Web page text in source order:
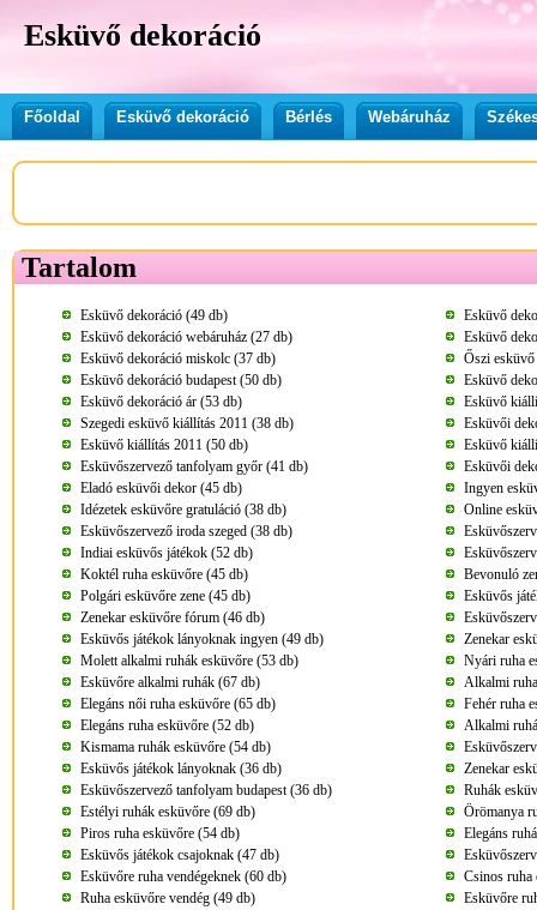
Esküvő dekoráció
Főoldal Esküvő dekoráció Bérlés Webáruház
Tartalom
Esküvő dekoráció (49 db)
Esküvő
Esküvő dekoráció webáruház (27 db)
Esküvő
Esküvő dekoráció miskolc (37 db)
Őszi
Esküvő dekoráció budapest (50 db)
Esküvő
Esküvő dekoráció ár (53 db)
Esküvő
Szegedi esküvő kiállítás 2011 (38 db)
Esküvői
Esküvő kiállítás 2011 (50 db)
Esküvő
Esküvőszervező tanfolyam győr (41 db)
Esküvői
Eladó esküvői dekor (45 db)
Ingyen
Idézetek esküvőre gratuláció (38 db)
Online
Esküvőszervező iroda szeged (38 db)
Indiai esküvős játékok (52 db)
Koktél ruha esküvőre (45 db)
Bevonuló
Polgári esküvőre zene (45 db)
Esküvős
Zenekar esküvőre fórum (46 db)
Esküvős játékok lányoknak ingyen (49 db)
Zenekar
Molett alkalmi ruhák esküvőre (53 db)
Nyári ruha
Esküvőre alkalmi ruhák (67 db)
Alkalmi
Elegáns női ruha esküvőre (65 db)
Fehér ruha
Elegáns ruha esküvőre (52 db)
Alkalmi
Kismama ruhák esküvőre (54 db)
Esküvős játékok lányoknak (36 db)
Zenekar
Esküvőszervező tanfolyam budapest (36 db)
Ruhák
Estélyi ruhák esküvőre (69 db)
Örömanya
Piros ruha esküvőre (54 db)
Elegáns
Esküvős játékok csajoknak (47 db)
Esküvőre ruha vendégeknek (60 db)
Csinos ruha
Ruha esküvőre vendég (49 db)
Esküvőre